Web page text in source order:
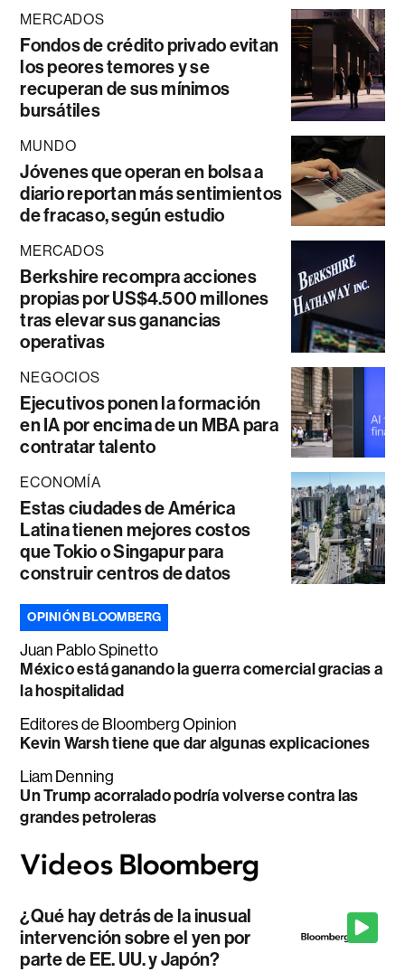
MERCADOS
Fondos de crédito privado evitan
los peores temores y se
recuperan de sus mínimos
bursátiles
MUNDO
Jóvenes que operan en bolsa a
diario reportan más sentimientos
de fracaso, según estudio
MERCADOS
Berkshire recompra acciones
propias por US$4.500 millones
tras elevar sus ganancias
operativas
NEGOCIOS
Ejecutivos ponen la formación
en IA por encima de un MBA para
contratar talento
ECONOMÍA
Estas ciudades de América
Latina tienen mejores costos
que Tokio o Singapur para
construir centros de datos
OPINIÓN BLOOMBERG
Juan Pablo Spinetto
México está ganando la guerra comercial gracias a
la hospitalidad
Editores de Bloomberg Opinion
Kevin Warsh tiene que dar algunas explicaciones
Liam Denning
Un Trump acorralado podría volverse contra las
grandes petroleras
¿Qué hay detrás de la inusual
intervención sobre el yen por
parte de EE. UU. y Japón?